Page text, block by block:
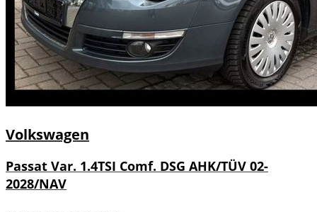
Volkswagen
Passat Var. 1.4TSI Comf. DSG AHK/TÜV 02-
2028/NAV